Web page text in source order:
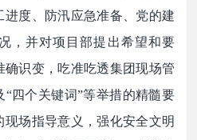
度、防汛应急准备、党的建
，并对项目部提出希望和要
确识变，吃准吃透集团现场管
“四个关键词”等举措的精髓要
现场指导意义，强化安全文明